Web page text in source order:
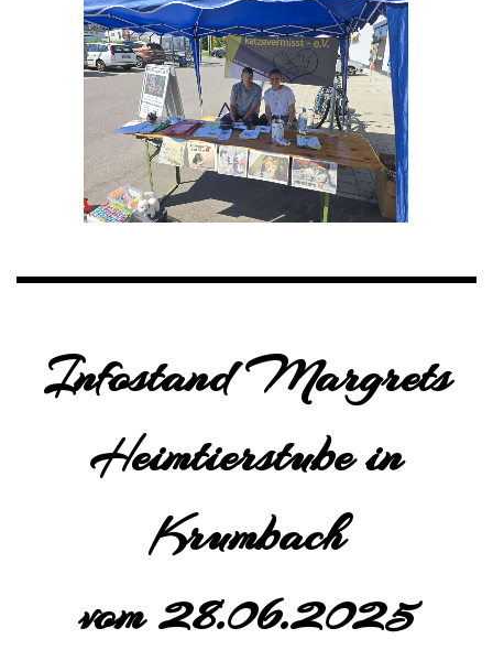
Infostand Margrets
Heimtierstube in
Krumbach
vom 28.06.2025